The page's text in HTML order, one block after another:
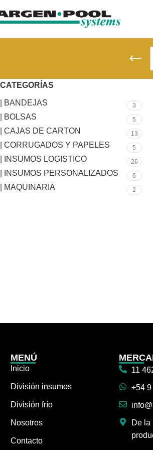
CATEGORÍAS
| BANDEJAS 3
| BOLSAS 5
| CAJAS DE CARTON 13
| CORRUGADOS Y PAPELES 5
| INSUMOS LOGISTICO 26
| INSUMOS PERSONALIZADOS 6
| MAQUINARIA 2
MENÚ
Inicio
División insumos
División frío
Nosotros
Contacto
11
+54
De la